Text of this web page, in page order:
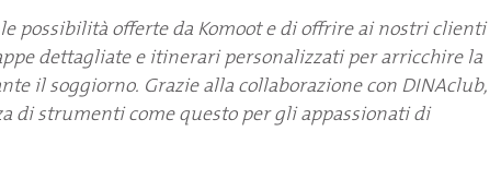
possibilità offerte da Komoot e di offrire ai nostri clienti
dettagliate e itinerari personalizzati per arricchire la
il soggiorno. Grazie alla collaborazione con DINAclub,
di strumenti come questo per gli appassionati di